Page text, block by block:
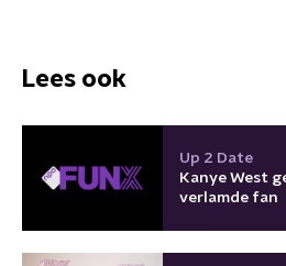
Lees ook
Up 2 Date
Kanye West
verlamde fan